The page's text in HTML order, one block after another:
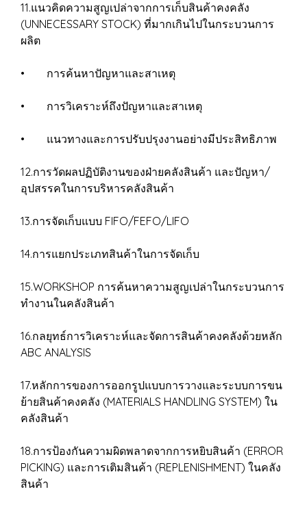
11.แนวคิดความสูญเปล่าจากการเก็บสินค้าคงคลัง
(UNNECESSARY STOCK) ที่มากเกินไปในกระบวนการ
ผลิต
• การค้นหาปัญหาและสาเหตุ
• การวิเคราะห์ถึงปัญหาและสาเหตุ
• แนวทางและการปรับปรุงงานอย่างมีประสิทธิภาพ
12.การวัดผลปฏิบัติงานของฝ่ายคลังสินค้า และปัญหา/
อุปสรรคในการบริหารคลังสินค้า
13.การจัดเก็บแบบ FIFO/FEFO/LIFO
14.การแยกประเภทสินค้าในการจัดเก็บ
15.WORKSHOP การค้นหาความสูญเปล่าในกระบวนการ
ทำงานในคลังสินค้า
16.กลยุทธ์การวิเคราะห์และจัดการสินค้าคงคลังด้วยหลัก
ABC ANALYSIS
17.หลักการของการออกรูปแบบการวางและระบบการขน
ย้ายสินค้าคงคลัง (MATERIALS HANDLING SYSTEM) ใน
คลังสินค้า
18.การป้องกันความผิดพลาดจากการหยิบสินค้า (ERROR
PICKING) และการเติมสินค้า (REPLENISHMENT) ในคลัง
สินค้า